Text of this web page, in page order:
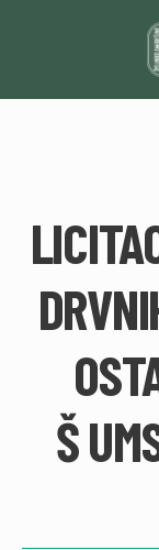
Š